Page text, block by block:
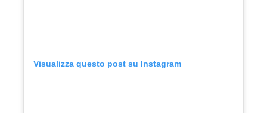
Visualizza questo post su Instagram